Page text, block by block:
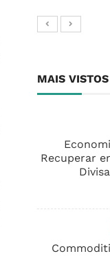
MAIS VISTOS
Recuperar